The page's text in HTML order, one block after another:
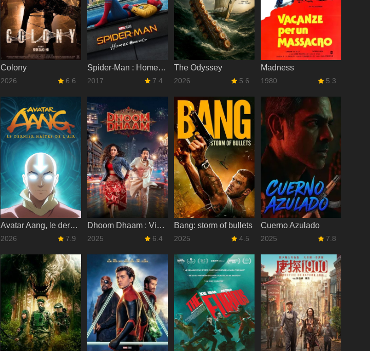
Colony
2026 6.6
Spider-Man : Homecoming
2017 7.4
The Odyssey
2026 5.6
Madness
1980 5.3
‎Avatar Aang, le dernier maître de l'air
2026 7.9
Dhoom Dhaam : Vive les mariés !
2025 6.4
Bang: storm of bullets
2025 4.5
Cuerno Azulado
2025 7.8